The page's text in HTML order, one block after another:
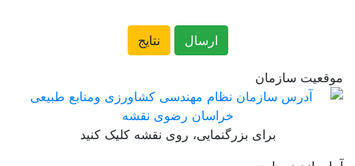
موقعیت سازمان
برای بزرگنمایی، روی نقشه کلیک کنید